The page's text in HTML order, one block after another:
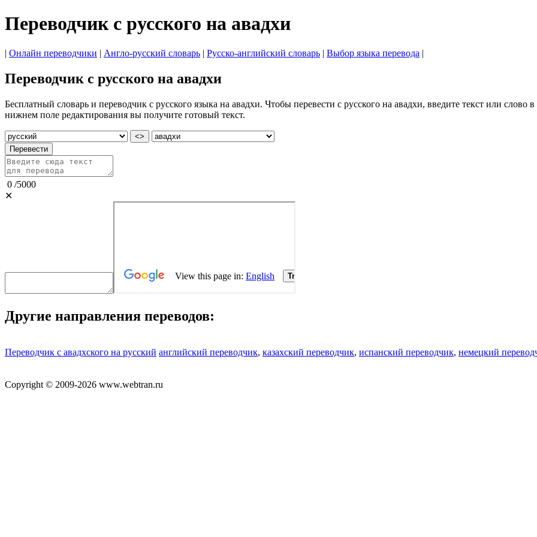
Переводчик с русского на авадхи
| Онлайн переводчики | Англо-русский словарь | Русско-английский словарь | Выбор языка перевода |
Переводчик с русского на авадхи
Бесплатный словарь и переводчик с русского языка на авадхи. Чтобы перевести с русского на авадхи, введите текст или
нижнем поле редактирования вы получите готовый текст.
<>
Перевести
0 /5000
✕
Другие направления переводов:
Переводчик с авадхского на русский английский переводчик, казахский переводчик, испанский переводчик, немецкий
Copyright © 2009-2026 www.webtran.ru